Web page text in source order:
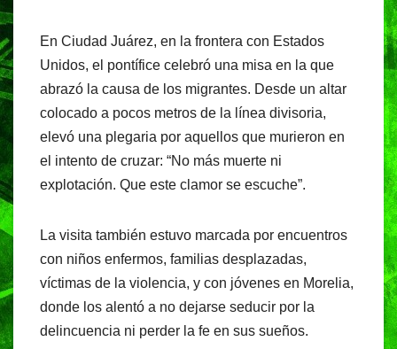
En Ciudad Juárez, en la frontera con Estados
Unidos, el pontífice celebró una misa en la que
abrazó la causa de los migrantes. Desde un altar
colocado a pocos metros de la línea divisoria,
elevó una plegaria por aquellos que murieron en
el intento de cruzar: “No más muerte ni
explotación. Que este clamor se escuche”.
La visita también estuvo marcada por encuentros
con niños enfermos, familias desplazadas,
víctimas de la violencia, y con jóvenes en Morelia,
donde los alentó a no dejarse seducir por la
delincuencia ni perder la fe en sus sueños.